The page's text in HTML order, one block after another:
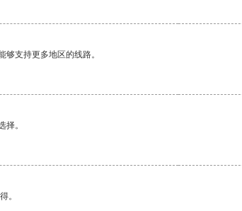
支持更多地区的线路。
择。
。